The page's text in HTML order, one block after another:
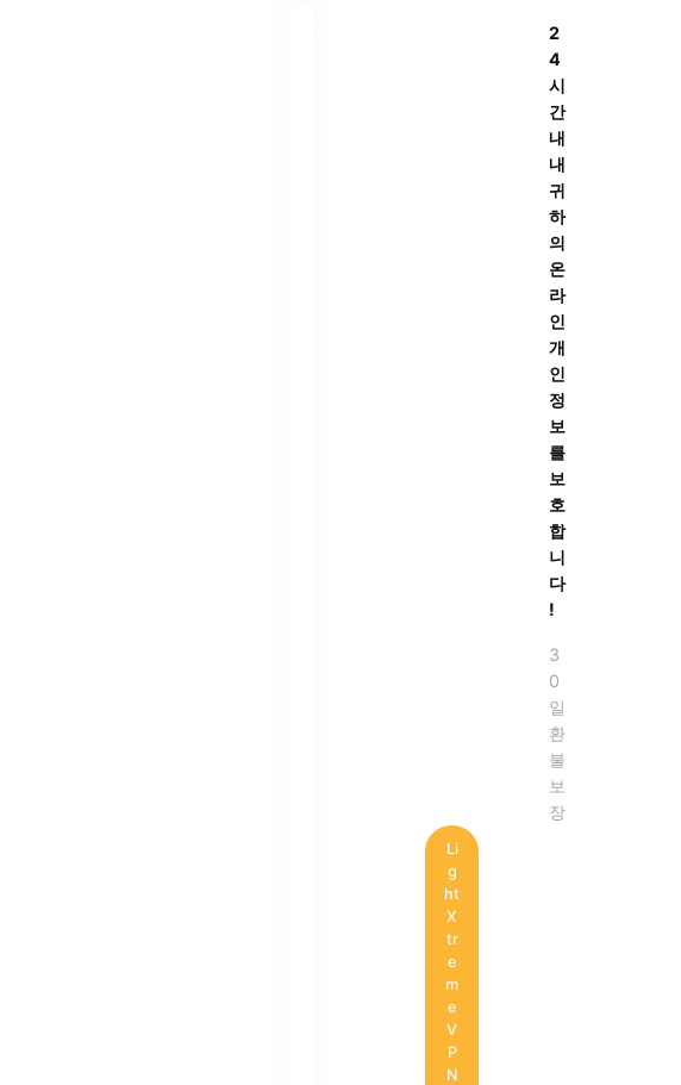
2
4
시
간
내
내
귀
하
의
온
라
인
개
인
정
보
를
보
호
합
니
다
!
3
0
일
환
불
보
장
Li
g
ht
X
tr
e
m
e
V
P
N